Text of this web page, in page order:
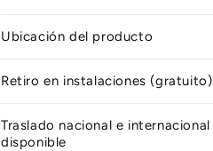
Ubicación del producto
Retiro en instalaciones (gratuito)
Traslado nacional e internacional
disponible